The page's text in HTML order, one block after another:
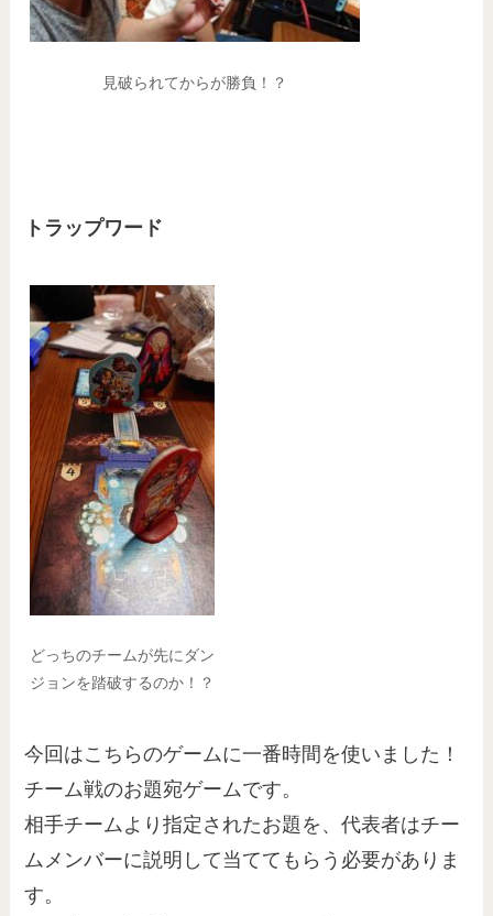
見破られてからが勝負！？
トラップワード
どっちのチームが先にダン
ジョンを踏破するのか！？
今回はこちらのゲームに一番時間を使いました！
チーム戦のお題宛ゲームです。
相手チームより指定されたお題を、代表者はチー
ムメンバーに説明して当ててもらう必要がありま
す。